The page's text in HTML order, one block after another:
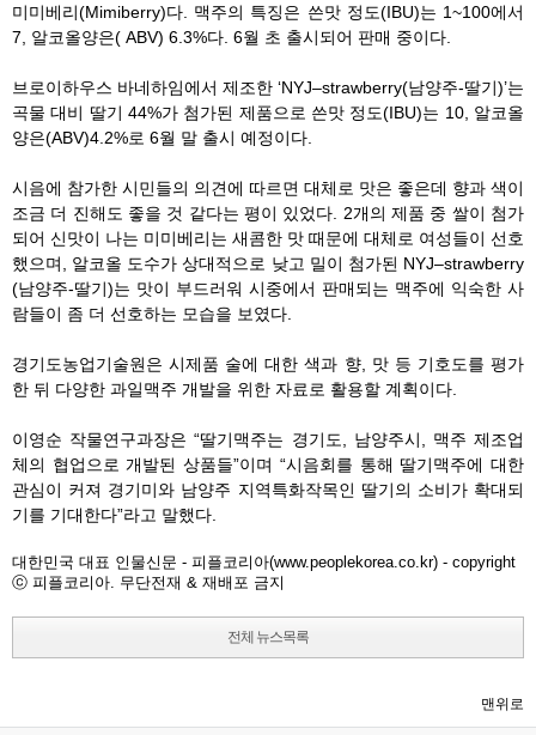
미미베리(Mimiberry)다. 맥주의 특징은 쓴맛 정도(IBU)는 1~100에서
7, 알코올양은( ABV) 6.3%다. 6월 초 출시되어 판매 중이다.
브로이하우스 바네하임에서 제조한 ‘NYJ–strawberry(남양주-딸기)’는
곡물 대비 딸기 44%가 첨가된 제품으로 쓴맛 정도(IBU)는 10, 알코올
양은(ABV)4.2%로 6월 말 출시 예정이다.
시음에 참가한 시민들의 의견에 따르면 대체로 맛은 좋은데 향과 색이
조금 더 진해도 좋을 것 같다는 평이 있었다. 2개의 제품 중 쌀이 첨가
되어 신맛이 나는 미미베리는 새콤한 맛 때문에 대체로 여성들이 선호
했으며, 알코올 도수가 상대적으로 낮고 밀이 첨가된 NYJ–strawberry
(남양주-딸기)는 맛이 부드러워 시중에서 판매되는 맥주에 익숙한 사
람들이 좀 더 선호하는 모습을 보였다.
경기도농업기술원은 시제품 술에 대한 색과 향, 맛 등 기호도를 평가
한 뒤 다양한 과일맥주 개발을 위한 자료로 활용할 계획이다.
이영순 작물연구과장은 “딸기맥주는 경기도, 남양주시, 맥주 제조업
체의 협업으로 개발된 상품들”이며 “시음회를 통해 딸기맥주에 대한
관심이 커져 경기미와 남양주 지역특화작목인 딸기의 소비가 확대되
기를 기대한다”라고 말했다.
대한민국 대표 인물신문 - 피플코리아(www.peoplekorea.co.kr) - copyright
ⓒ 피플코리아. 무단전재 & 재배포 금지
전체 뉴스목록
맨위로